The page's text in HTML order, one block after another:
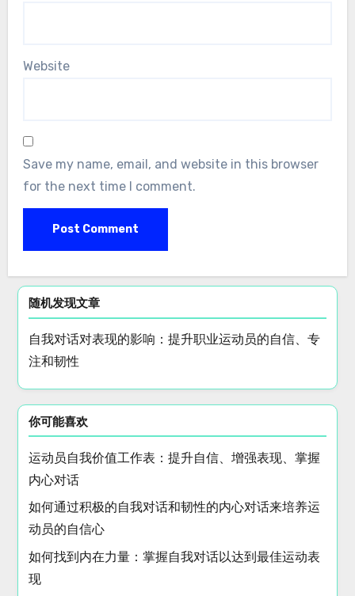
Website
Save my name, email, and website in this browser
for the next time I comment.
随机发现文章
自我对话对表现的影响：提升职业运动员的自信、专
注和韧性
你可能喜欢
运动员自我价值工作表：提升自信、增强表现、掌握
内心对话
如何通过积极的自我对话和韧性的内心对话来培养运
动员的自信心
如何找到内在力量：掌握自我对话以达到最佳运动表
现